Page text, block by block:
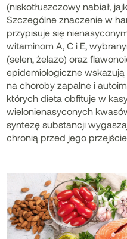
(niskotłuszczowy nabiał,
Szczególne znaczenie w
przypisuje się
witaminom A, C i E,
(selen, żelazo) oraz
epidemiologiczne
na choroby zapalne i
których dieta obfituje w
wielonienasyconych
syntezę substancji
chronią przed jego